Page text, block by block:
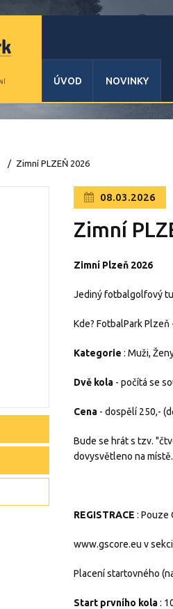
ÚVOD NOVINKY
/ Zimní PLZEŇ 2026
08.03.2026
Zimní
Zimní Plzeň 2026
Jediný fotbalgolfový
Kde? FotbalPark Plzeň
Kategorie : Muži,
Dvě kola - počítá se
Cena - dospělí 250,-
Bude se hrát s tzv.
dovysvětleno na místě.
REGISTRACE : Pouze
www.gscore.eu v
Placení startovného
Start prvního kola: